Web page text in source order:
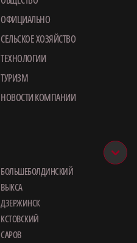
ОФИЦИАЛЬНО
СЕЛЬСКОЕ ХОЗЯЙСТВО
ТЕХНОЛОГИИ
ТУРИЗМ
НОВОСТИ КОМПАНИИ
БОЛЬШЕБОЛДИНСКИЙ
ВЫКСА
ДЗЕРЖИНСК
КСТОВСКИЙ
САРОВ